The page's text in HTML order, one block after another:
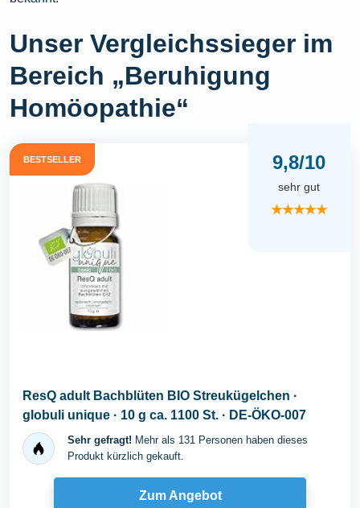
Unser Vergleichssieger im
Bereich „Beruhigung
Homöopathie“
BESTSELLER 9,8/10
sehr gut
★★★★★
ResQ adult Bachblüten BIO Streukügelchen ·
globuli unique · 10 g ca. 1100 St. · DE-ÖKO-007
Sehr gefragt! Mehr als 131 Personen haben dieses
Produkt kürzlich gekauft.
Zum Angebot